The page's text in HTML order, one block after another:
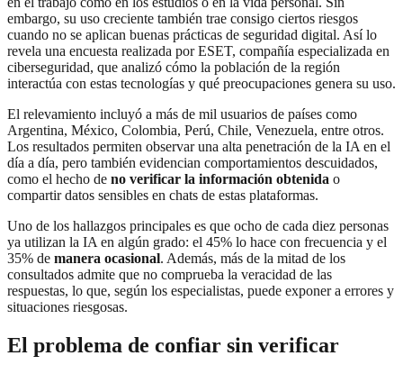
embargo, su uso creciente también trae consigo ciertos riesgos
cuando no se aplican buenas prácticas de seguridad digital. Así lo
revela una encuesta realizada por ESET, compañía especializada en
ciberseguridad, que analizó cómo la población de la región
interactúa con estas tecnologías y qué preocupaciones genera su uso.
El relevamiento incluyó a más de mil usuarios de países como
Argentina, México, Colombia, Perú, Chile, Venezuela, entre otros.
Los resultados permiten observar una alta penetración de la IA en el
día a día, pero también evidencian comportamientos descuidados,
como el hecho de no verificar la información obtenida o
compartir datos sensibles en chats de estas plataformas.
Uno de los hallazgos principales es que ocho de cada diez personas
ya utilizan la IA en algún grado: el 45% lo hace con frecuencia y el
35% de manera ocasional. Además, más de la mitad de los
consultados admite que no comprueba la veracidad de las
respuestas, lo que, según los especialistas, puede exponer a errores y
situaciones riesgosas.
El problema de confiar sin verificar